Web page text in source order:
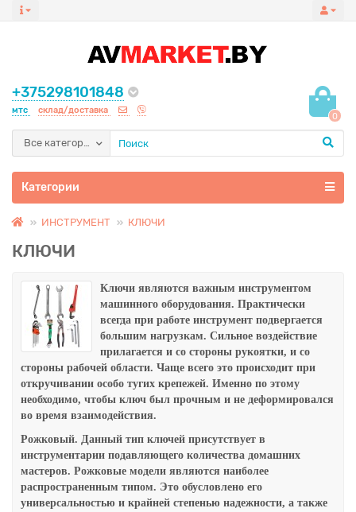
+375298101848
мтс склад/доставка
0
Все категории
Категории
ИНСТРУМЕНТ КЛЮЧИ
КЛЮЧИ
Ключи являются важным инструментом
машинного оборудования. Практически
всегда при работе инструмент подвергается
большим нагрузкам. Сильное воздействие
прилагается и со стороны рукоятки, и со
стороны рабочей области. Чаще всего это происходит при
откручивании особо тугих крепежей. Именно по этому
необходимо, чтобы ключ был прочным и не деформировался
во время взаимодействия.
Рожковый. Данный тип ключей присутствует в
инструментарии подавляющего количества домашних
мастеров. Рожковые модели являются наиболее
распространенным типом. Это обусловлено его
универсальностью и крайней степенью надежности, а также